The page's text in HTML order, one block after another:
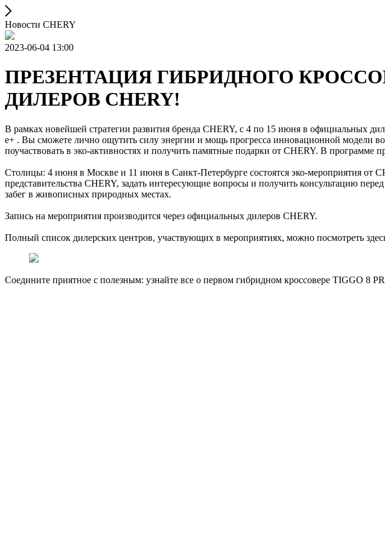
Новости CHERY
2023-06-04 13:00
ПРЕЗЕНТАЦИЯ ГИБРИДНОГО
ДИЛЕРОВ CHERY!
В рамках новейшей стратегии развития бренда CHERY, с 4 по 15 июня в официальных
e+ . Вы сможете лично ощутить силу энергии и мощь прогресса инновационной модели
поучаствовать в эко-активностях и получить памятные подарки от CHERY. В программе
Столицы: 4 июня в Москве и 11 июня в Санкт-Петербурге состоятся эко-мероприятия от
представительства CHERY, задать интересующие вопросы и получить консультацию
забег в живописных природных местах.
Запись на мероприятия производится через официальных дилеров CHERY.
Полный список дилерских центров, участвующих в мероприятиях, можно посмотреть
Соедините приятное с полезным: узнайте все о первом гибридном кроссовере TIGGO 8